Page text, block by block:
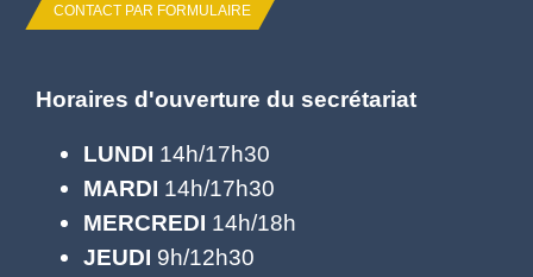
CONTACT PAR FORMULAIRE
Horaires d'ouverture du secrétariat
LUNDI 14h/17h30
MARDI 14h/17h30
MERCREDI 14h/18h
JEUDI 9h/12h30